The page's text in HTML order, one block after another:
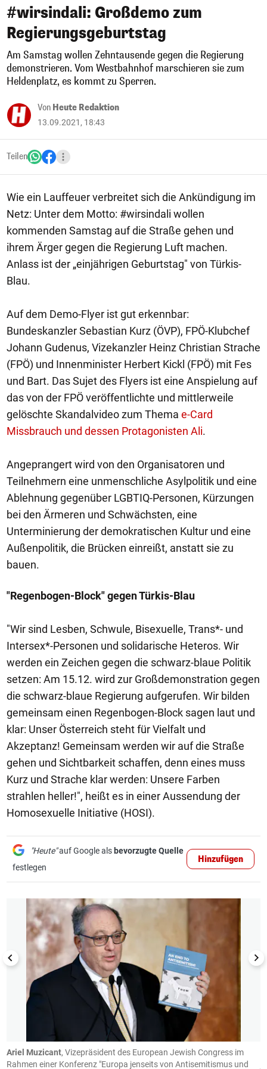
#wirsindali: Großdemo zum
Regierungsgeburtstag
Am Samstag wollen Zehntausende gegen die Regierung
demonstrieren. Vom Westbahnhof marschieren sie zum
Heldenplatz, es kommt zu Sperren.
Von Heute Redaktion
13.09.2021, 18:43
Teilen
Wie ein Lauffeuer verbreitet sich die Ankündigung im
Netz: Unter dem Motto: #wirsindali wollen
kommenden Samstag auf die Straße gehen und
ihrem Ärger gegen die Regierung Luft machen.
Anlass ist der „einjährigen Geburtstag" von Türkis-
Blau.
Auf dem Demo-Flyer ist gut erkennbar:
Bundeskanzler Sebastian Kurz (ÖVP), FPÖ-Klubchef
Johann Gudenus, Vizekanzler Heinz Christian Strache
(FPÖ) und Innenminister Herbert Kickl (FPÖ) mit Fes
und Bart. Das Sujet des Flyers ist eine Anspielung auf
das von der FPÖ veröffentlichte und mittlerweile
gelöschte Skandalvideo zum Thema e-Card
Missbrauch und dessen Protagonisten Ali.
Angeprangert wird von den Organisatoren und
Teilnehmern eine unmenschliche Asylpolitik und eine
Ablehnung gegenüber LGBTIQ-Personen, Kürzungen
bei den Ärmeren und Schwächsten, eine
Unterminierung der demokratischen Kultur und eine
Außenpolitik, die Brücken einreißt, anstatt sie zu
bauen.
"Regenbogen-Block" gegen Türkis-Blau
"Wir sind Lesben, Schwule, Bisexuelle, Trans*- und
Intersex*-Personen und solidarische Heteros. Wir
werden ein Zeichen gegen die schwarz-blaue Politik
setzen: Am 15.12. wird zur Großdemonstration gegen
die schwarz-blaue Regierung aufgerufen. Wir bilden
gemeinsam einen Regenbogen-Block sagen laut und
klar: Unser Österreich steht für Vielfalt und
Akzeptanz! Gemeinsam werden wir auf die Straße
gehen und Sichtbarkeit schaffen, denn eines muss
Kurz und Strache klar werden: Unsere Farben
strahlen heller!", heißt es in einer Aussendung der
Homosexuelle Initiative (HOSI).
"Heute"auf Google als bevorzugte Quelle
festlegen
Hinzufügen
1/12
Ariel Muzicant, Vizepräsident des European Jewish Congress im
Rahmen einer Konferenz "Europa jenseits von Antisemitismus und